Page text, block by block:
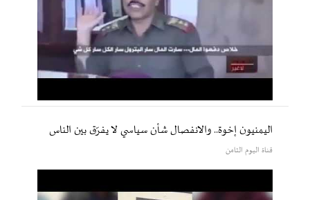
اليمنيون إخوة.. والانفصال شأن سياسي لا يفرّق بين الناس
قناة اليوم الثامن